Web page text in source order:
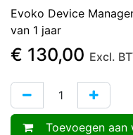
Evoko Device
van 1 jaar
€ 130,00 Excl.
Toevoegen aan